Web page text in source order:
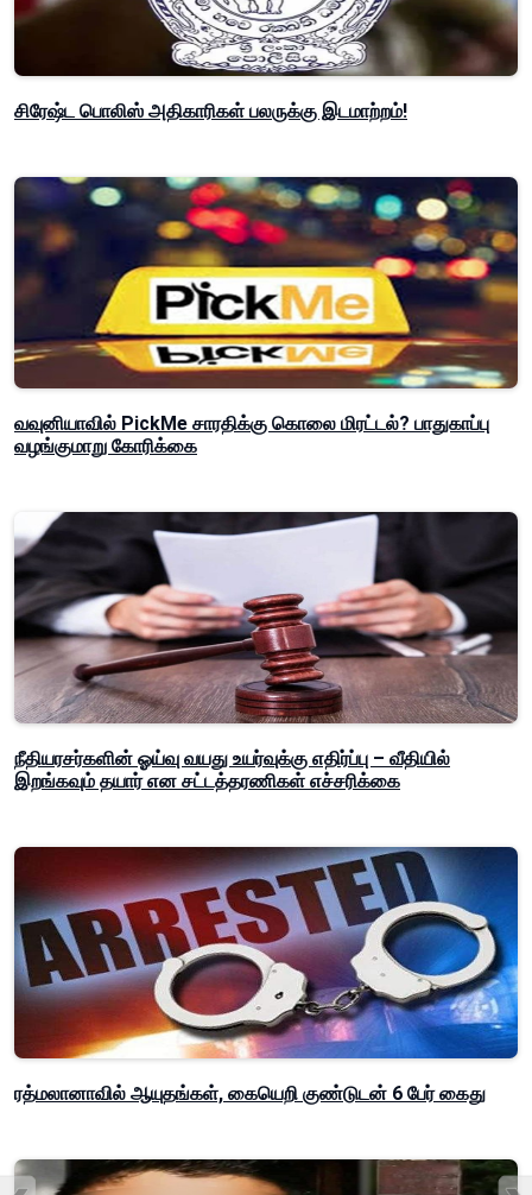
சிரேஷ்ட பொலிஸ் அதிகாரிகள் பலருக்கு இடமாற்றம்!
வவுனியாவில் PickMe சாரதிக்கு கொலை மிரட்டல்? பாதுகாப்பு
வழங்குமாறு கோரிக்கை
நீதியரசர்களின் ஓய்வு வயது உயர்வுக்கு எதிர்ப்பு – வீதியில்
இறங்கவும் தயார் என சட்டத்தரணிகள் எச்சரிக்கை
ரத்மலானாவில் ஆயுதங்கள், கையெறி குண்டுடன் 6 பேர் கைது